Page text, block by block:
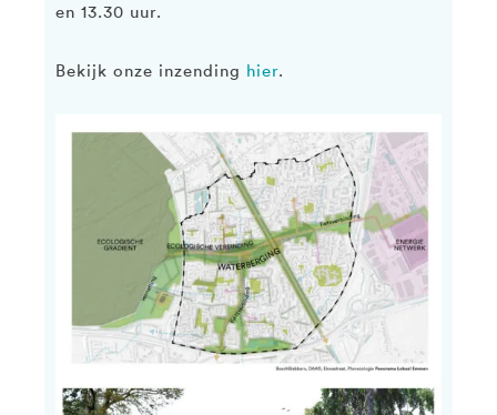
en 13.30 uur.
Bekijk onze inzending hier.